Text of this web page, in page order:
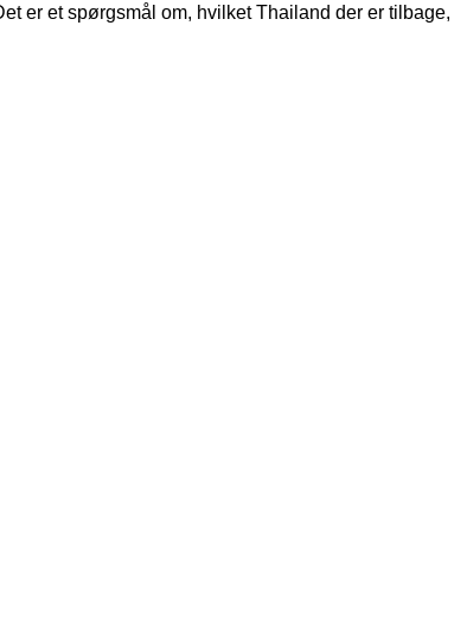
er et spørgsmål om, hvilket Thailand der er tilbage,